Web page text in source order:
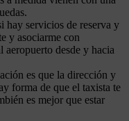
hay servicios de reserva y
y asociarme con
aeropuerto desde y hacia
es que la dirección y
forma de que el taxista te
es mejor que estar